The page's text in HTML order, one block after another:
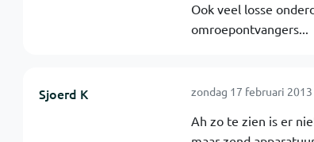
Ook veel losse
omroepontvangers...
Sjoerd K zondag 17 februari
Ah zo te zien is er